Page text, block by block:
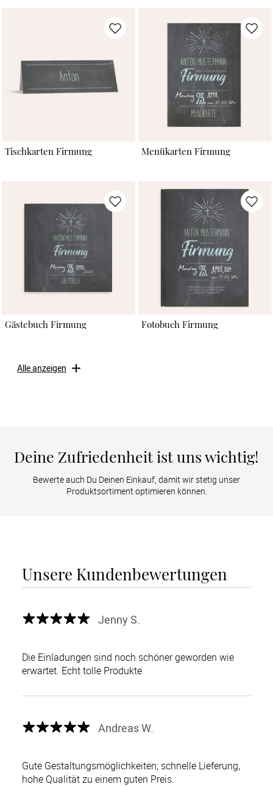
Tischkarten Firmung Menükarten Firmung
Gästebuch Firmung Fotobuch Firmung
Alle anzeigen
Deine Zufriedenheit ist uns wichtig!
Bewerte auch Du Deinen Einkauf, damit wir stetig unser
Produktsortiment optimieren können.
Unsere Kundenbewertungen
Jenny S.
Die Einladungen sind noch schöner geworden wie
erwartet. Echt tolle Produkte
Andreas W.
Gute Gestaltungsmöglichkeiten; schnelle Lieferung,
hohe Qualität zu einem guten Preis.